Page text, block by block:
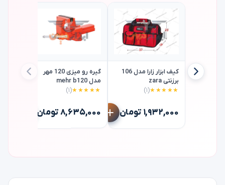
کیف ابزار زارا مدل 106
برزنتی zara
★★★★★(۱)
۱,۹۳۲,۰۰۰ تومان
گیره رو میزی 120 مهر
مدل mehr b120
★★★★★(۱)
۸,۶۳۵,۰۰۰ تومان